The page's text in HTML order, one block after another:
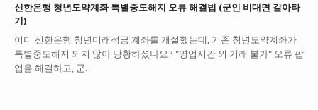
신한은행 청년도약계좌 특별중도해지 오류 해결법 (군인 비대면 갈아타
기)
이미 신한은행 청년미래적금 계좌를 개설했는데, 기존 청년도약계좌가
특별중도해지 되지 않아 당황하셨나요? "영업시간 외 거래 불가" 오류 팝
업을 해결하고, 군…